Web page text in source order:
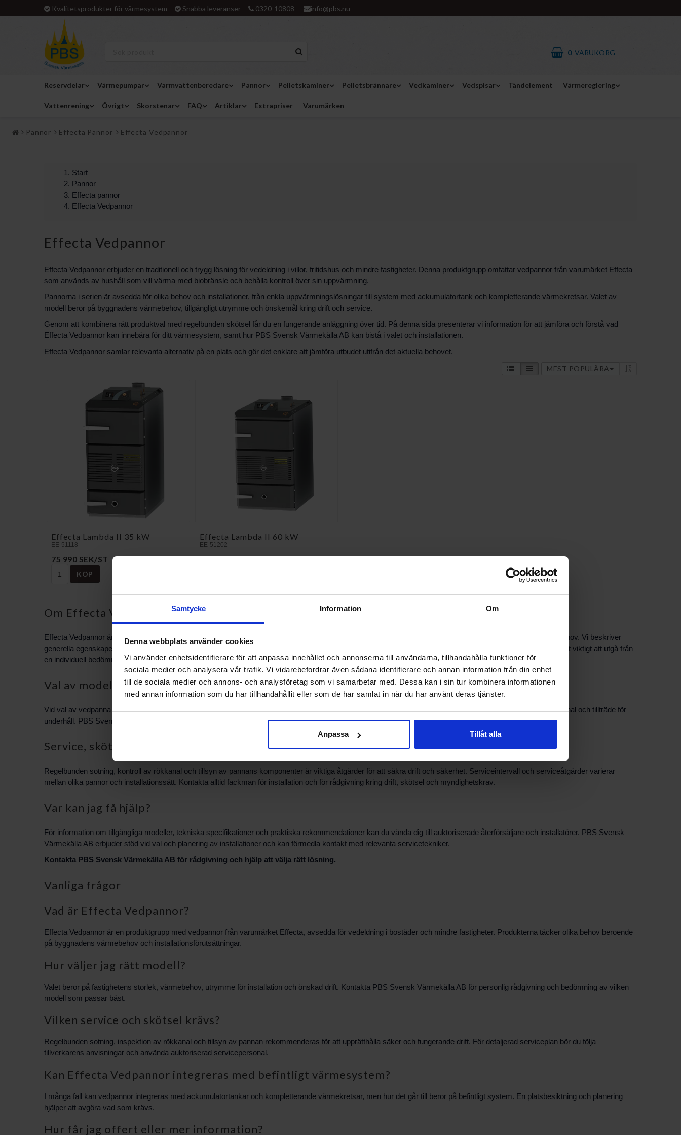
Samtycke Information Om
Denna webbplats använder cookies
Vi använder enhetsidentifierare för att anpassa innehållet och annonserna till användarna, tillhandahålla funktioner för
sociala medier och analysera vår trafik. Vi vidarebefordrar även sådana identifierare och annan information från din enhet
till de sociala medier och annons- och analysföretag som vi samarbetar med. Dessa kan i sin tur kombinera informationen
med annan information som du har tillhandahållit eller som de har samlat in när du har använt deras tjänster.
Anpassa Tillåt alla
Kvalitetsprodukter för värmesystem Snabba leveranser 0320-10808 info@pbs.nu
0 VARUKORG
Reservdelar Värmepumpar Varmvattenberedare Pannor Pelletskaminer Pelletsbrännare Vedkaminer Vedspisar Tändelement Värmereglering
Vattenrening Övrigt Skorstenar FAQ Artiklar Extrapriser Varumärken
Pannor Effecta Pannor Effecta Vedpannor
Start
Pannor
Effecta pannor
Effecta Vedpannor
Effecta Vedpannor
Effecta Vedpannor erbjuder en traditionell och trygg lösning för vedeldning i villor, fritidshus och mindre fastigheter. Denna produktgrupp omfattar vedpannor från varumärket Effecta
som används av hushåll som vill värma med biobränsle och behålla kontroll över sin uppvärmning.
Pannorna i serien är avsedda för olika behov och installationer, från enkla uppvärmningslösningar till system med ackumulatortank och kompletterande värmekretsar. Valet av
modell beror på byggnadens värmebehov, tillgängligt utrymme och önskemål kring drift och service.
Genom att kombinera rätt produktval med regelbunden skötsel får du en fungerande anläggning över tid. På denna sida presenterar vi information för att jämföra och förstå vad
Effecta Vedpannor kan innebära för ditt värmesystem, samt hur PBS Svensk Värmekälla AB kan bistå i valet och installationen.
Effecta Vedpannor samlar relevanta alternativ på en plats och gör det enklare att jämföra utbudet utifrån det aktuella behovet.
MEST POPULÄRA
Effecta Lambda II 35 kW
EE-51118
75 990 SEK/ST
KÖP
Effecta Lambda II 60 kW
EE-51202
95 990 SEK/ST
Om Effecta Vedpannor
Effecta Vedpannor är en produktgrupp som riktar sig till dig som vill värma med ved. Här hittar du pannor som kan passa olika fastigheter och uppvärmningsbehov. Vi beskriver
generella egenskaper, möjliga installationstyper och vilka faktorer som påverkar valet av modell. Eftersom villkor och förutsättningar varierar mellan objekt är det viktigt att utgå från
en individuell bedömning innan köp.
Val av modell och installation
Vid val av vedpanna bör man ta hänsyn till husets storlek, värmebehov och hur anläggningen ska integreras i befintligt system. Ofta krävs tankutrymme, rökkanal och tillträde för
underhåll. PBS Svensk Värmekälla AB kan hjälpa till att bedöma vilka lösningar som passar din fastighet och vilka tillbehör som kan behövas.
Service, skötsel och säkerhet
Regelbunden sotning, kontroll av rökkanal och tillsyn av pannans komponenter är viktiga åtgärder för att säkra drift och säkerhet. Serviceintervall och serviceåtgärder varierar
mellan olika pannor och installationssätt. Kontakta alltid fackman för installation och för rådgivning kring drift, skötsel och myndighetskrav.
Var kan jag få hjälp?
För information om tillgängliga modeller, tekniska specifikationer och praktiska rekommendationer kan du vända dig till auktoriserade återförsäljare och installatörer. PBS Svensk
Värmekälla AB erbjuder stöd vid val och planering av installationer och kan förmedla kontakt med relevanta servicetekniker.
Kontakta PBS Svensk Värmekälla AB för rådgivning och hjälp att välja rätt lösning.
Vanliga frågor
Vad är Effecta Vedpannor?
Effecta Vedpannor är en produktgrupp med vedpannor från varumärket Effecta, avsedda för vedeldning i bostäder och mindre fastigheter. Produkterna täcker olika behov beroende
på byggnadens värmebehov och installationsförutsättningar.
Hur väljer jag rätt modell?
Valet beror på fastighetens storlek, värmebehov, utrymme för installation och önskad drift. Kontakta PBS Svensk Värmekälla AB för personlig rådgivning och bedömning av vilken
modell som passar bäst.
Vilken service och skötsel krävs?
Regelbunden sotning, inspektion av rökkanal och tillsyn av pannan rekommenderas för att upprätthålla säker och fungerande drift. För detaljerad serviceplan bör du följa
tillverkarens anvisningar och använda auktoriserad servicepersonal.
Kan Effecta Vedpannor integreras med befintligt värmesystem?
I många fall kan vedpannor integreras med ackumulatortankar och kompletterande värmekretsar, men hur det går till beror på befintligt system. En platsbesiktning och planering
hjälper att avgöra vad som krävs.
Hur får jag offert eller mer information?